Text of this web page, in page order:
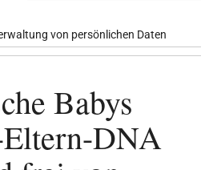
von persönlichen Daten
Babys
DNA